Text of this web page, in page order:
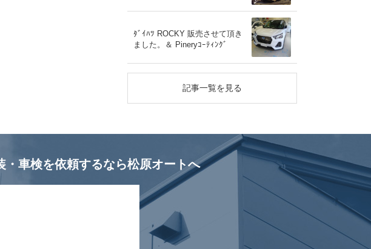
ﾀﾞｲﾊﾂ ROCKY 販売させて頂き
ました。＆ Pineryｺｰﾃｨﾝｸﾞ
記事一覧を見る
・車検を依頼するなら松原オートへ